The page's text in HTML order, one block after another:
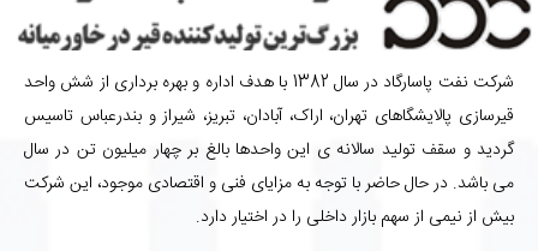
شرکت نفت پاسارگاد در سال 1382 با هدف اداره و بهره برداری از شش واحد
قیرسازی پالایشگاهای تهران، اراک، آبادان، تبریز، شیراز و بندرعباس تاسیس
گردید و سقف تولید سالانه ی این واحدها بالغ بر چهار میلیون تن در سال
می باشد. در حال حاضر با توجه به مزایای فنی و اقتصادی موجود، این شرکت
بیش از نیمی از سهم بازار داخلی را در اختیار دارد.